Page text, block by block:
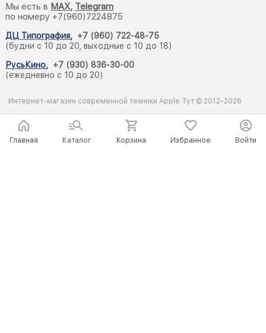
Мы есть в MAX, Telegram
по номеру +7(960)7224875
ДЦ Типография, +7 (960) 722-48-75
(будни с 10 до 20, выходные с 10 до 18)
РусьКино, +7 (930) 836-30-00
(ежедневно с 10 до 20)
Интернет-магазин современной техники Apple Тут © 2012-2026
Главная Каталог Корзина Избранное Войти